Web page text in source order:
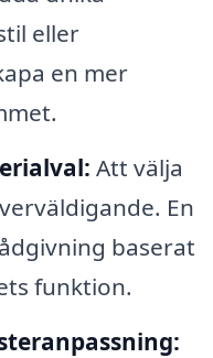
eller
en mer
Att välja
En
baserat
funktion.